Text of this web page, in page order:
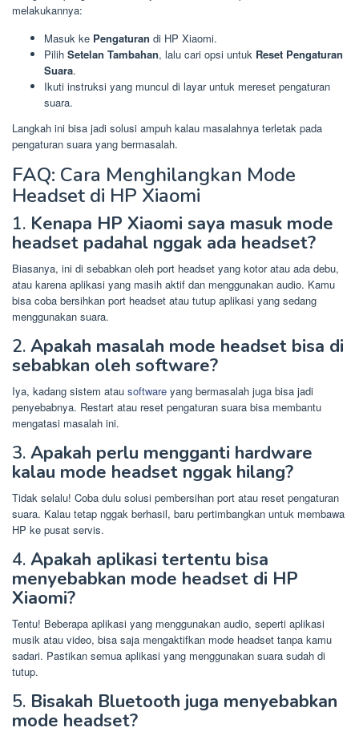
melakukannya:
Masuk ke Pengaturan di HP Xiaomi.
Pilih Setelan Tambahan, lalu cari opsi untuk Reset Pengaturan
Suara.
Ikuti instruksi yang muncul di layar untuk mereset pengaturan
suara.
Langkah ini bisa jadi solusi ampuh kalau masalahnya terletak pada
pengaturan suara yang bermasalah.
FAQ: Cara Menghilangkan Mode
Headset di HP Xiaomi
1. Kenapa HP Xiaomi saya masuk mode
headset padahal nggak ada headset?
Biasanya, ini di sebabkan oleh port headset yang kotor atau ada debu,
atau karena aplikasi yang masih aktif dan menggunakan audio. Kamu
bisa coba bersihkan port headset atau tutup aplikasi yang sedang
menggunakan suara.
2. Apakah masalah mode headset bisa di
sebabkan oleh software?
Iya, kadang sistem atau software yang bermasalah juga bisa jadi
penyebabnya. Restart atau reset pengaturan suara bisa membantu
mengatasi masalah ini.
3. Apakah perlu mengganti hardware
kalau mode headset nggak hilang?
Tidak selalu! Coba dulu solusi pembersihan port atau reset pengaturan
suara. Kalau tetap nggak berhasil, baru pertimbangkan untuk membawa
HP ke pusat servis.
4. Apakah aplikasi tertentu bisa
menyebabkan mode headset di HP
Xiaomi?
Tentu! Beberapa aplikasi yang menggunakan audio, seperti aplikasi
musik atau video, bisa saja mengaktifkan mode headset tanpa kamu
sadari. Pastikan semua aplikasi yang menggunakan suara sudah di
tutup.
5. Bisakah Bluetooth juga menyebabkan
mode headset?